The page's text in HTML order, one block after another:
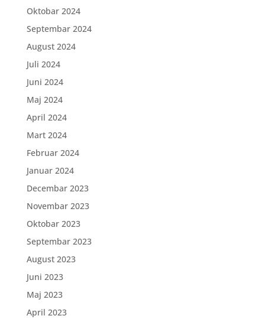
Oktobar 2024
Septembar 2024
August 2024
Juli 2024
Juni 2024
Maj 2024
April 2024
Mart 2024
Februar 2024
Januar 2024
Decembar 2023
Novembar 2023
Oktobar 2023
Septembar 2023
August 2023
Juni 2023
Maj 2023
April 2023